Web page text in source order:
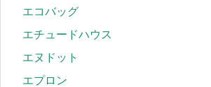
エコバッグ
エチュードハウス
エヌドット
エプロン